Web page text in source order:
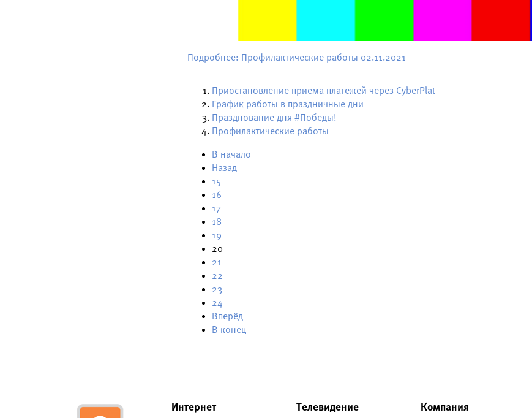
Подробнее: Профилактические работы 02.11.2021
Приостановление приема платежей через CyberPlat
График работы в праздничные дни
Празднование дня #Победы!
Профилактические работы
В начало
Назад
15
16
17
18
19
20
21
22
23
24
Вперёд
В конец
Интернет Телевидение Компания